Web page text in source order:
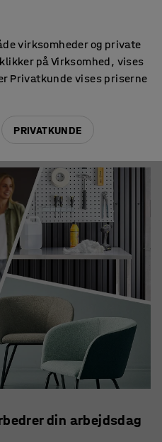
din arbejdsdag
virksomheder og private
på Virksomhed, vises
Privatkunde vises priserne
PRIVATKUNDE